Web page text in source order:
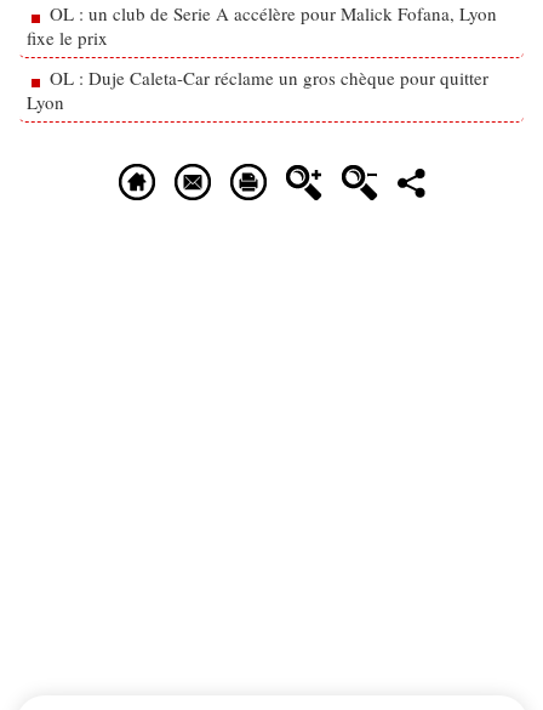
OL : un club de Serie A accélère pour Malick Fofana, Lyon
fixe le prix
OL : Duje Caleta-Car réclame un gros chèque pour quitter
Lyon